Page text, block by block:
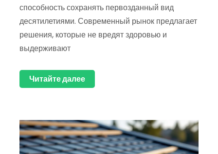
способность сохранять первозданный вид
десятилетиями. Современный рынок предлагает
решения, которые не вредят здоровью и
выдерживают
Читайте далее